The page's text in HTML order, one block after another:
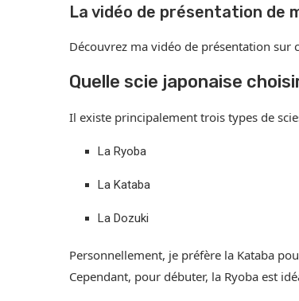
La vidéo de présentation de
Découvrez ma vidéo de présentation sur
Quelle scie japonaise
Il existe principalement trois types de
La Ryoba
La Kataba
La Dozuki
Personnellement, je préfère la Kataba
Cependant, pour débuter, la Ryoba est